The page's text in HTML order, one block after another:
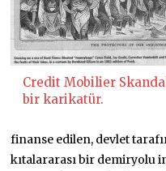
Credit Mobilier
bir karikatür.
finanse edilen, devlet
kıtalararası bir demiryolu